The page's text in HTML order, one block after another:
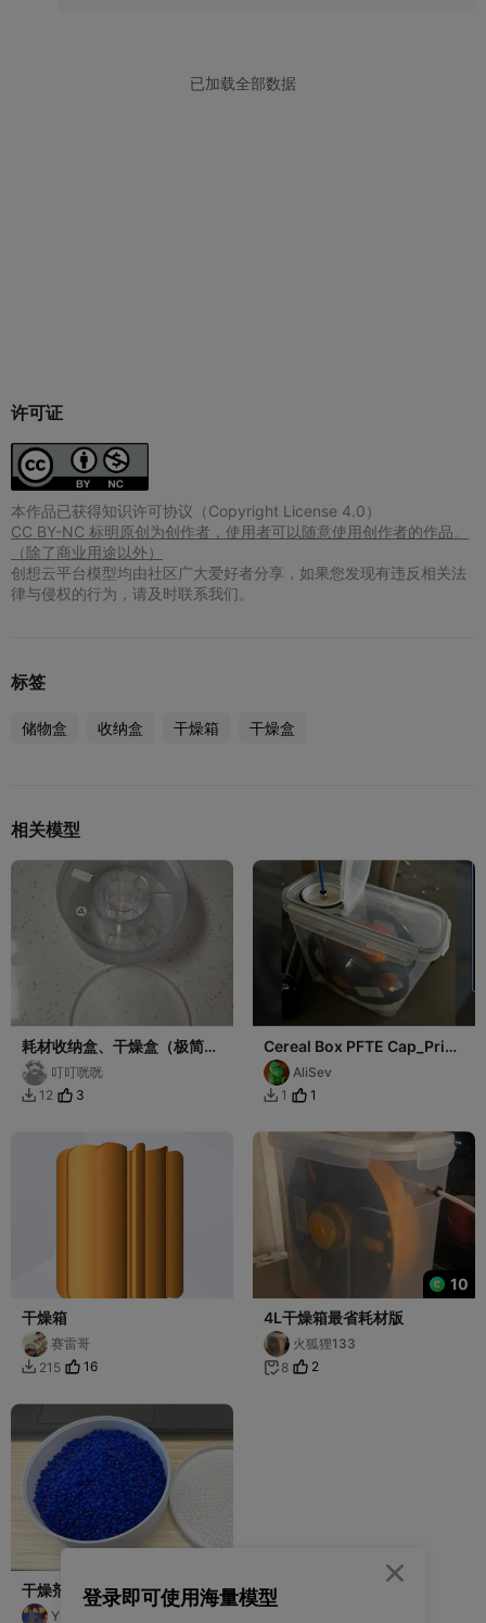
许可证
本作品已获得知识许可协议（Copyright License 4.0）
CC BY-NC 标明原创为创作者，使用者可以随意使用创作者的作品。
（除了商业用途以外）
创想云平台模型均由社区广大爱好者分享，如果您发现有违反相关法
律与侵权的行为，请及时联系我们。
标签
储物盒 收纳盒 干燥箱 干燥盒
相关模型
耗材收纳盒、干燥盒（极简经
济版）#线盘盒#耗材盒#储物
盒
叮叮咣咣
 12 3
Cereal Box PFTE Cap_Print
from container!
AliSev
 1 1
干燥箱
赛雷哥
 215 16
10
4L干燥箱最省耗材版
火狐狸133
 8 2
干燥剂盒子1.5mm孔 无需支
撑 方形 圆形
YELLOWTAO
登录即可使用海量模型
